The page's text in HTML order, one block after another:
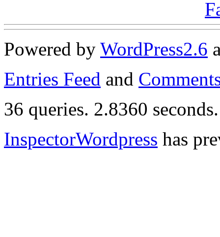
Powered by WordPress2.6
Entries Feed and
36 queries. 2.8360 seconds.
InspectorWordpress has